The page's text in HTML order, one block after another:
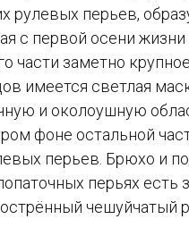
рулевых перьев,
с первой осени
части заметно
имеется светлая
и околоушную
фоне остальной
перьев. Брюхо и
перьях есть
чешуйчатый